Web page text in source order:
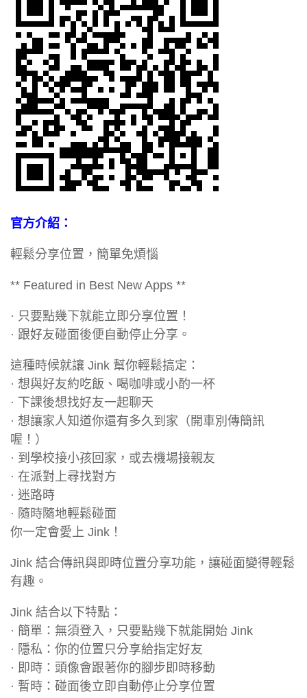
官方介紹：
輕鬆分享位置，簡單免煩惱
** Featured in Best New Apps **
· 只要點幾下就能立即分享位置！
· 跟好友碰面後便自動停止分享。
這種時候就讓 Jink 幫你輕鬆搞定：
· 想與好友約吃飯、喝咖啡或小酌一杯
· 下課後想找好友一起聊天
· 想讓家人知道你還有多久到家（開車別傳簡訊
喔！）
· 到學校接小孩回家，或去機場接親友
· 在派對上尋找對方
· 迷路時
· 隨時隨地輕鬆碰面
你一定會愛上 Jink！
Jink 結合傳訊與即時位置分享功能，讓碰面變得輕鬆
有趣。
Jink 結合以下特點：
· 簡單：無須登入，只要點幾下就能開始 Jink
· 隱私：你的位置只分享給指定好友
· 即時：頭像會跟著你的腳步即時移動
· 暫時：碰面後立即自動停止分享位置